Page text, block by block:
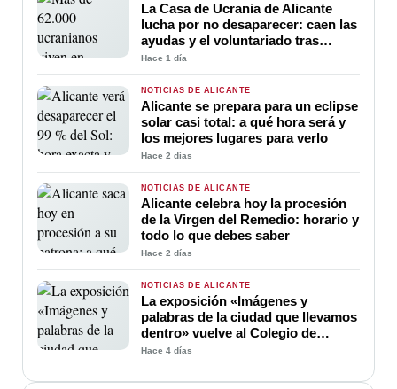
La Casa de Ucrania de Alicante
lucha por no desaparecer: caen las
ayudas y el voluntariado tras
cuatro años de guerra
Hace 1 día
NOTICIAS DE ALICANTE
Alicante se prepara para un eclipse
solar casi total: a qué hora será y
los mejores lugares para verlo
Hace 2 días
NOTICIAS DE ALICANTE
Alicante celebra hoy la procesión
de la Virgen del Remedio: horario y
todo lo que debes saber
Hace 2 días
NOTICIAS DE ALICANTE
La exposición «Imágenes y
palabras de la ciudad que llevamos
dentro» vuelve al Colegio de
Médicos de Alicante
Hace 4 días